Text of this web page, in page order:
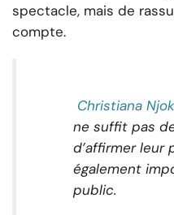
spectacle, mais de
compte.
Christiana
ne suffit pas
d’affirmer leur
également
public.